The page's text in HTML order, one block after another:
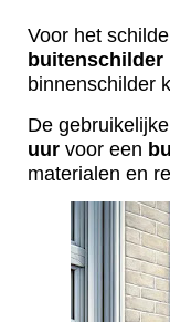
Voor het
buitenschilder
binnenschilder
De
uur voor een
materialen en